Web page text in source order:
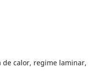
calor, regime laminar,